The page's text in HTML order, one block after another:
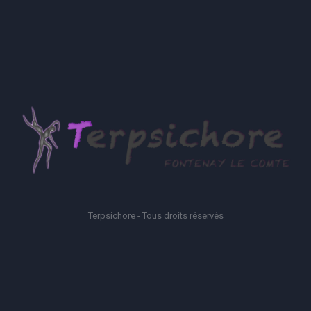
Terpsichore - Tous droits réservés